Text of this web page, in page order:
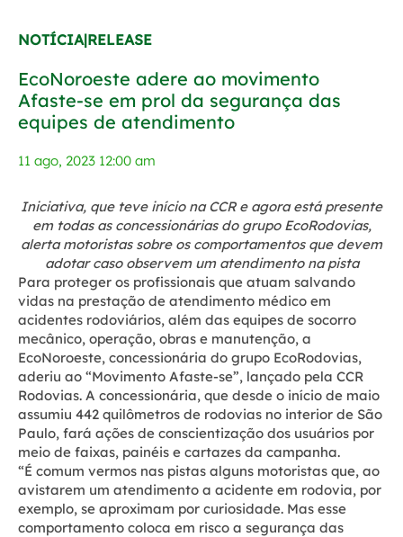
NOTÍCIA|RELEASE
EcoNoroeste adere ao movimento
Afaste-se em prol da segurança das
equipes de atendimento
11 ago, 2023 12:00 am
Iniciativa, que teve início na CCR e agora está presente
em todas as concessionárias do grupo EcoRodovias,
alerta motoristas sobre os comportamentos que devem
adotar caso observem um atendimento na pista
Para proteger os profissionais que atuam salvando
vidas na prestação de atendimento médico em
acidentes rodoviários, além das equipes de socorro
mecânico, operação, obras e manutenção, a
EcoNoroeste, concessionária do grupo EcoRodovias,
aderiu ao “Movimento Afaste-se”, lançado pela CCR
Rodovias. A concessionária, que desde o início de maio
assumiu 442 quilômetros de rodovias no interior de São
Paulo, fará ações de conscientização dos usuários por
meio de faixas, painéis e cartazes da campanha.
“É comum vermos nas pistas alguns motoristas que, ao
avistarem um atendimento a acidente em rodovia, por
exemplo, se aproximam por curiosidade. Mas esse
comportamento coloca em risco a segurança das